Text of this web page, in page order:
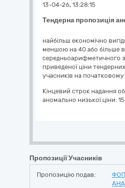
Тендерна пропозиція
13-04-26, 13:28:15
найбільш економічно
меншою на 40 або більше
середньоарифметичного
приведеної ціни
учасників на початковому
Кінцевий строк надання
аномально низької ціни:
Пропозиції Учасників
Пропозицію подав:
ФОП